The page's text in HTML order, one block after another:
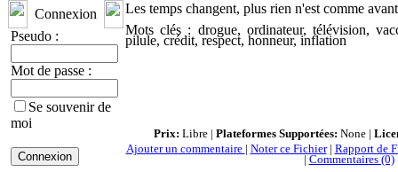
Connexion
Pseudo :
Mot de passe :
Se souvenir de
moi
Les temps changent, plus rien n'est comme avant
Mots clés : drogue, ordinateur, télévision,
pilule, crédit, respect, honneur, inflation
Prix: Libre | Plateformes Supportées: None |
Ajouter un commentaire | Noter ce Fichier| Rapport de
| Commentaires (0)